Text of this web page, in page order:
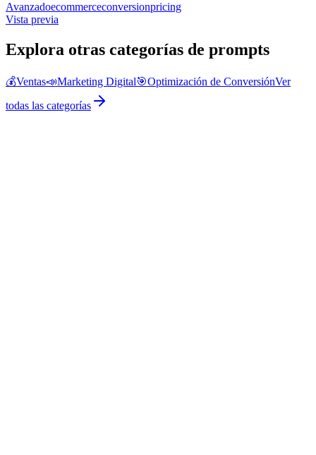
Avanzadoecommerceconversionpricing
Vista previa
Explora otras categorías de prompts
💰Ventas📣Marketing Digital🎯Optimización de ConversiónVer
todas las categorías